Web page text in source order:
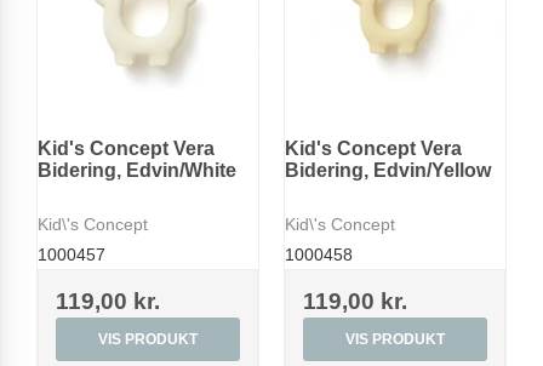
Kid's Concept Vera
Bidering, Edvin/White
Kid\'s Concept
1000457
119,00 kr.
VIS PRODUKT
Kid's Concept Vera
Bidering, Edvin/Yellow
Kid\'s Concept
1000458
119,00 kr.
VIS PRODUKT